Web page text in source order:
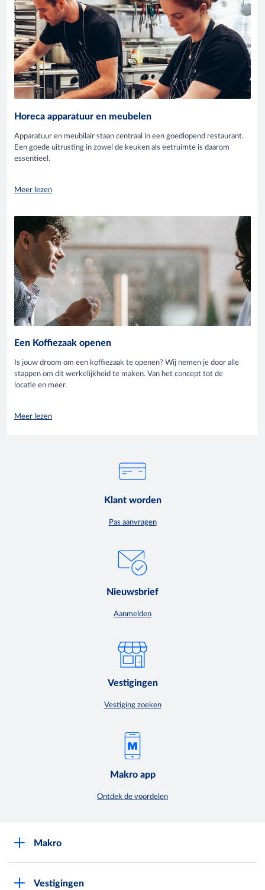
Horeca apparatuur en meubelen
Apparatuur en meubilair staan centraal in een goedlopend restaurant.
Een goede uitrusting in zowel de keuken als eetruimte is daarom
essentieel.
Meer lezen
Een Koffiezaak openen
Is jouw droom om een koffiezaak te openen? Wij nemen je door alle
stappen om dit werkelijkheid te maken. Van het concept tot de
locatie en meer.
Meer lezen
Klant worden
Pas aanvragen
Nieuwsbrief
Aanmelden
Vestigingen
Vestiging zoeken
Makro app
Ontdek de voordelen
Makro
Vestigingen